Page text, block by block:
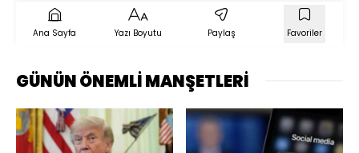
Ana Sayfa Yazı Boyutu Paylaş Favoriler
GÜNÜN ÖNEMLİ MANŞETLERİ